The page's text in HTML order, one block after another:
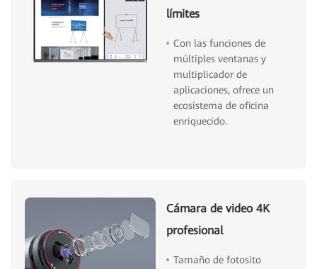
límites
Con las funciones de
múltiples ventanas y
multiplicador de
aplicaciones, ofrece un
ecosistema de oficina
enriquecido.
Cámara de video 4K
profesional
Tamaño de fotosito